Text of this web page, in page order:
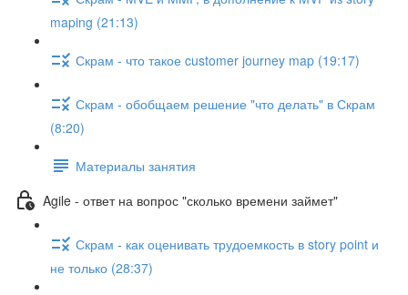
maping (21:13)
Скрам - что такое customer journey map (19:17)
Скрам - обобщаем решение "что делать" в Скрам
(8:20)
Материалы занятия
Agile - ответ на вопрос "сколько времени займет"
Скрам - как оценивать трудоемкость в story point и
не только (28:37)